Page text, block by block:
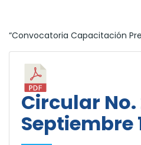
“Convocatoria Capacitación
Circular No.
Septiembre